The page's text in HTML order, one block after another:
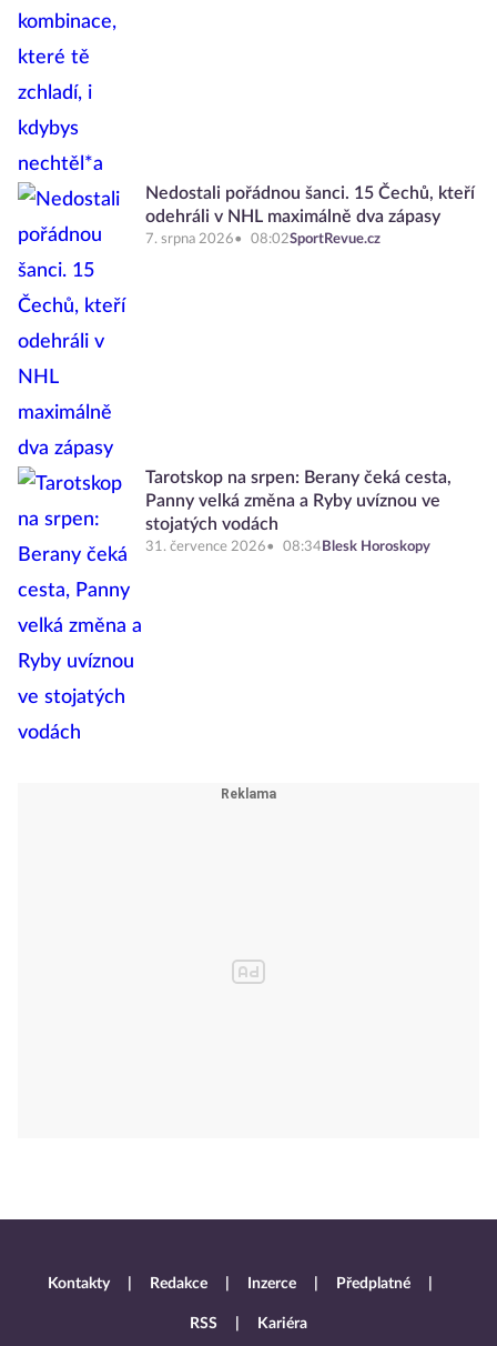
Nedostali pořádnou šanci. 15 Čechů, kteří
odehráli v NHL maximálně dva zápasy
7. srpna 2026 08:02SportRevue.cz
Tarotskop na srpen: Berany čeká cesta,
Panny velká změna a Ryby uvíznou ve
stojatých vodách
31. července 2026 08:34 Blesk Horoskopy
Kontakty Redakce Inzerce Předplatné
RSS Kariéra